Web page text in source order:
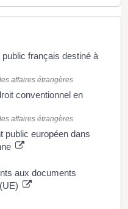
français destiné à
affaires étrangères
conventionnel en
affaires étrangères
public européen dans
aux documents